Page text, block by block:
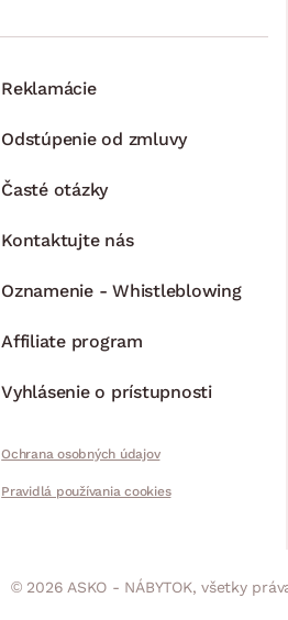
Reklamácie
Odstúpenie od zmluvy
Časté otázky
Kontaktujte nás
Oznamenie - Whistleblowing
Affiliate program
Vyhlásenie o prístupnosti
Ochrana osobných údajov
Pravidlá používania cookies
© 2026 ASKO - NÁBYTOK, všetky